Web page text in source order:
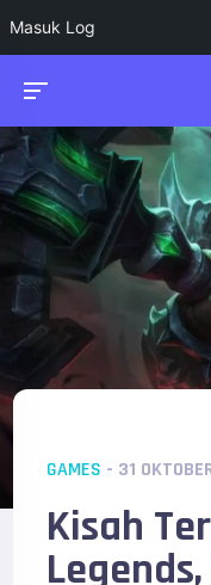
Masuk Log
GAMES - 31
Kisah